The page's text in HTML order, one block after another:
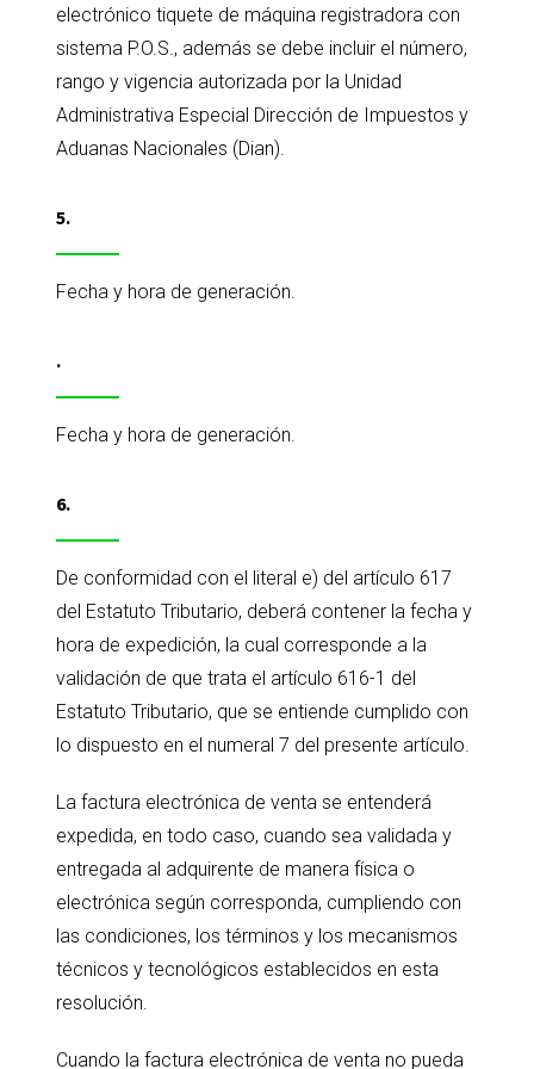
electrónico tiquete de máquina registradora con
sistema P.O.S., además se debe incluir el número,
rango y vigencia autorizada por la Unidad
Administrativa Especial Dirección de Impuestos y
Aduanas Nacionales (Dian).
5.
Fecha y hora de generación.
.
Fecha y hora de generación.
6.
De conformidad con el literal e) del artículo 617
del Estatuto Tributario, deberá contener la fecha y
hora de expedición, la cual corresponde a la
validación de que trata el artículo 616-1 del
Estatuto Tributario, que se entiende cumplido con
lo dispuesto en el numeral 7 del presente artículo.
La factura electrónica de venta se entenderá
expedida, en todo caso, cuando sea validada y
entregada al adquirente de manera física o
electrónica según corresponda, cumpliendo con
las condiciones, los términos y los mecanismos
técnicos y tecnológicos establecidos en esta
resolución.
Cuando la factura electrónica de venta no pueda